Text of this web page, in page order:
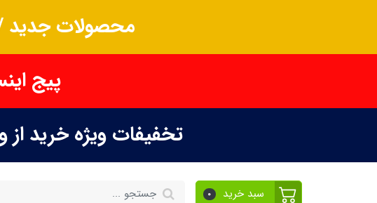
محصولات جدید
پیج
تخفیفات ویژه خرید
سبد خرید 0